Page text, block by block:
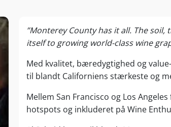
Wines går topanmeldt premiumkvalitet
profil. Alle marker er certificeret
leverer strøm til 100% af
med op til 97 point ratings af
fremstilles på Scheids
på familiens mindre ”Reserve-winery”,
af eksklusive specialvine.
”Monterey County has it all. The
itself to growing world-class wine
Med kvalitet, bæredygtighed og
til blandt Californiens stærkeste og
Mellem San Francisco og Los
hotspots og inkluderet på Wine